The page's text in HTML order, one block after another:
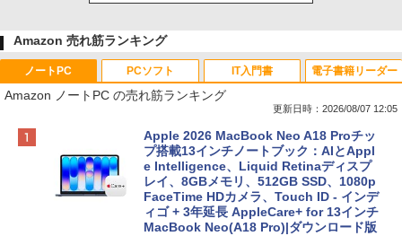
Amazon 売れ筋ランキング
ノートPC
Amazon ノートPC の売れ筋ランキング
更新日時：2026/08/07 12:05
Apple 2026 MacBook Neo A18 Proチッ
プ搭載13インチノートブック：AIとAppl
e Intelligence、Liquid Retinaディスプ
レイ、8GBメモリ、512GB SSD、1080p
FaceTime HDカメラ、Touch ID - インデ
ィゴ + 3年延長 AppleCare+ for 13インチ
MacBook Neo(A18 Pro)|ダウンロード版
PCソフト IT入門書 電子書籍リーダー